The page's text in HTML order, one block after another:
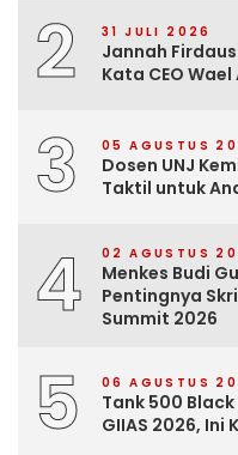
2 31 JULI 2026
Jannah
Kata CEO
3 05 AGUSTUS
Dosen UNJ
Taktil untuk
4 02 AGUSTUS
Menkes Budi
Pentingnya
Summit 2026
5 06 AGUSTUS
Tank 500
GIIAS 2026, Ini